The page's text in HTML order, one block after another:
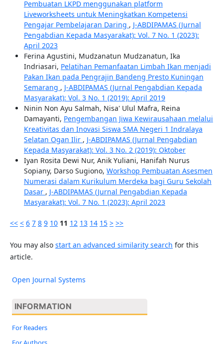
Pembuatan LKPD menggunakan platform
Liveworksheets untuk Meningkatkan Kompetensi
Pengajar Pembelajaran Daring , J-ABDIPAMAS (Jurnal
Pengabdian Kepada Masyarakat): Vol. 7 No. 1 (2023):
April 2023
Ferina Agustini, Mudzanatun Mudzanatun, Ika
Indriasari, Pelatihan Pemanfaatan Limbah Ikan menjadi
Pakan Ikan pada Pengrajin Bandeng Presto Kuningan
Semarang , J-ABDIPAMAS (Jurnal Pengabdian Kepada
Masyarakat): Vol. 3 No. 1 (2019): April 2019
Ninin Non Ayu Salmah, Nisa' Ulul Mafra, Reina
Damayanti, Pengembangan Jiwa Kewirausahaan melalui
Kreativitas dan Inovasi Siswa SMA Negeri 1 Indralaya
Selatan Ogan Ilir , J-ABDIPAMAS (Jurnal Pengabdian
Kepada Masyarakat): Vol. 3 No. 2 (2019): Oktober
Iyan Rosita Dewi Nur, Anik Yuliani, Hanifah Nurus
Sopiany, Darso Sugiono, Workshop Pembuatan Asesmen
Numerasi dalam Kurikulum Merdeka bagi Guru Sekolah
Dasar , J-ABDIPAMAS (Jurnal Pengabdian Kepada
Masyarakat): Vol. 7 No. 1 (2023): April 2023
<< < 6 7 8 9 10 11 12 13 14 15 > >>
You may also start an advanced similarity search for this
article.
Open Journal Systems
INFORMATION
For Readers